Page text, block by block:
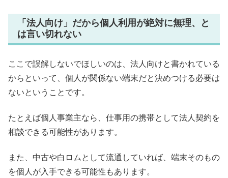
「法人向け」だから個人利用が絶対に無理、と
は言い切れない
ここで誤解しないでほしいのは、法人向けと書かれている
からといって、個人が関係ない端末だと決めつける必要は
ないということです。
たとえば個人事業主なら、仕事用の携帯として法人契約を
相談できる可能性があります。
また、中古や白ロムとして流通していれば、端末そのもの
を個人が入手できる可能性もあります。